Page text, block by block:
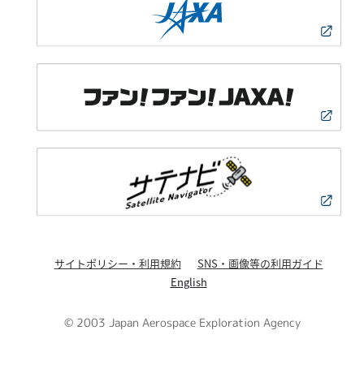
サイトポリシー・利用規約
SNS・画像等の利用ガイド
English
© 2003 Japan Aerospace Exploration Agency